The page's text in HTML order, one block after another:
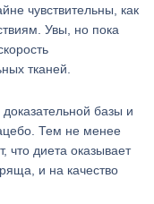
чувствительны, как
Увы, но пока
тканей.
базы и
Тем не менее
что диета оказывает
и на качество